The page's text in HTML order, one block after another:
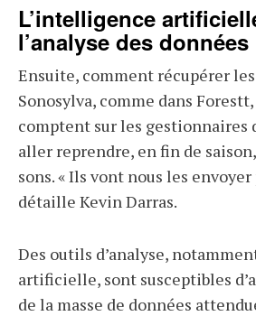
L’intelligence
l’analyse des données
Ensuite, comment récupérer
Sonosylva, comme dans
comptent sur les gestionnaires
aller reprendre, en fin de
sons. « Ils vont nous les envoyer
détaille Kevin Darras.
Des outils d’analyse,
artificielle, sont susceptibles
de la masse de données